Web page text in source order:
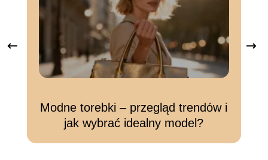
Modne torebki – przegląd trendów i
jak wybrać idealny model?